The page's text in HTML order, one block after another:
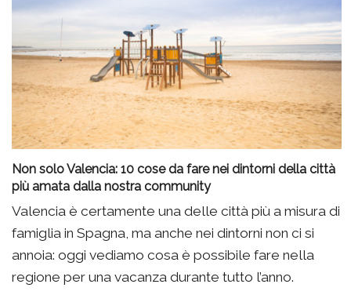
Non solo Valencia: 10 cose da fare nei dintorni della città
più amata dalla nostra community
Valencia è certamente una delle città più a misura di
famiglia in Spagna, ma anche nei dintorni non ci si
annoia: oggi vediamo cosa è possibile fare nella
regione per una vacanza durante tutto l’anno.